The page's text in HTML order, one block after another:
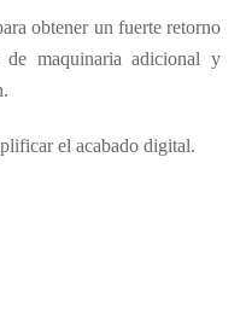
obtener un fuerte retorno
maquinaria adicional y
el acabado digital.